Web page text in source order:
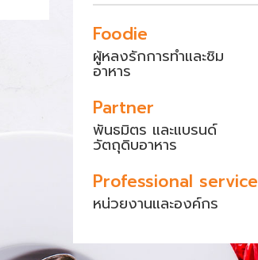
Foodie
ผู้หลงรักการทำและชิม
อาหาร
Partner
พันธมิตร และแบรนด์
วัตถุดิบอาหาร
Professional service
หน่วยงานและองค์กร